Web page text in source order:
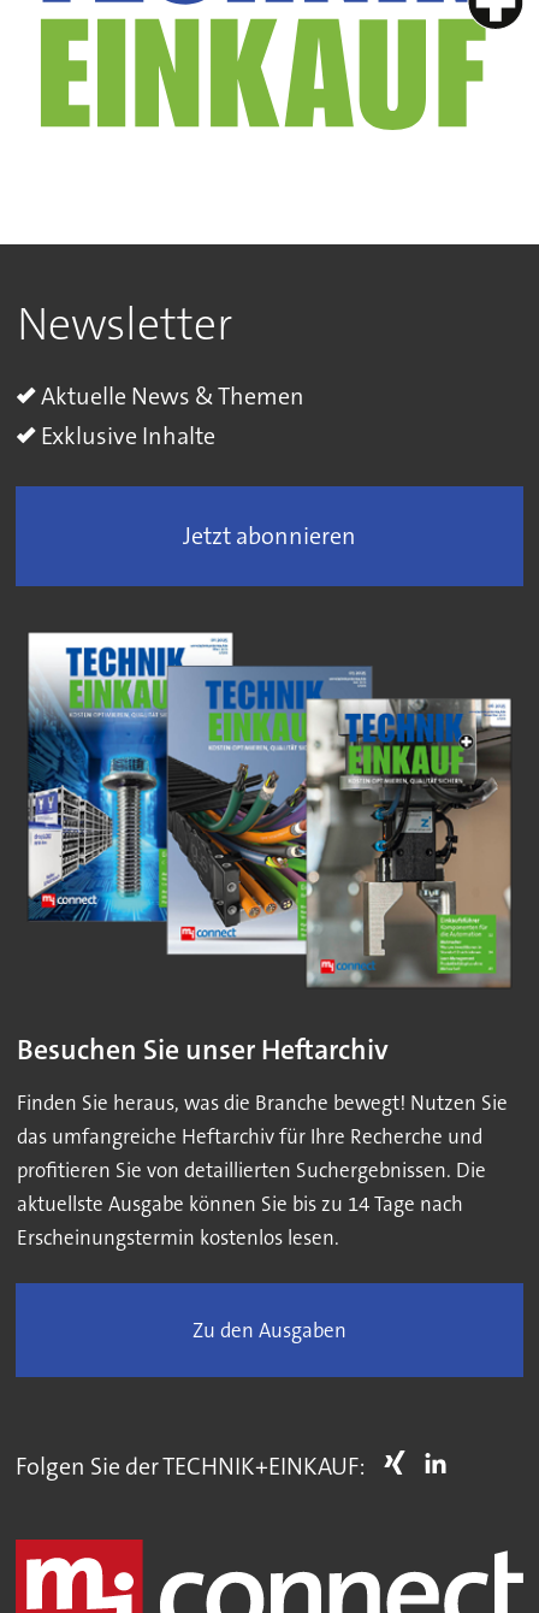
Newsletter
Aktuelle News & Themen
Exklusive Inhalte
Jetzt abonnieren
Besuchen Sie unser Heftarchiv
Finden Sie heraus, was die Branche bewegt! Nutzen Sie
das umfangreiche Heftarchiv für Ihre Recherche und
profitieren Sie von detaillierten Suchergebnissen. Die
aktuellste Ausgabe können Sie bis zu 14 Tage nach
Erscheinungstermin kostenlos lesen.
Zu den Ausgaben
Folgen Sie der TECHNIK+EINKAUF: